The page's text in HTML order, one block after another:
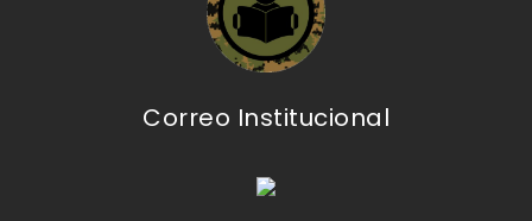
Correo Institucional